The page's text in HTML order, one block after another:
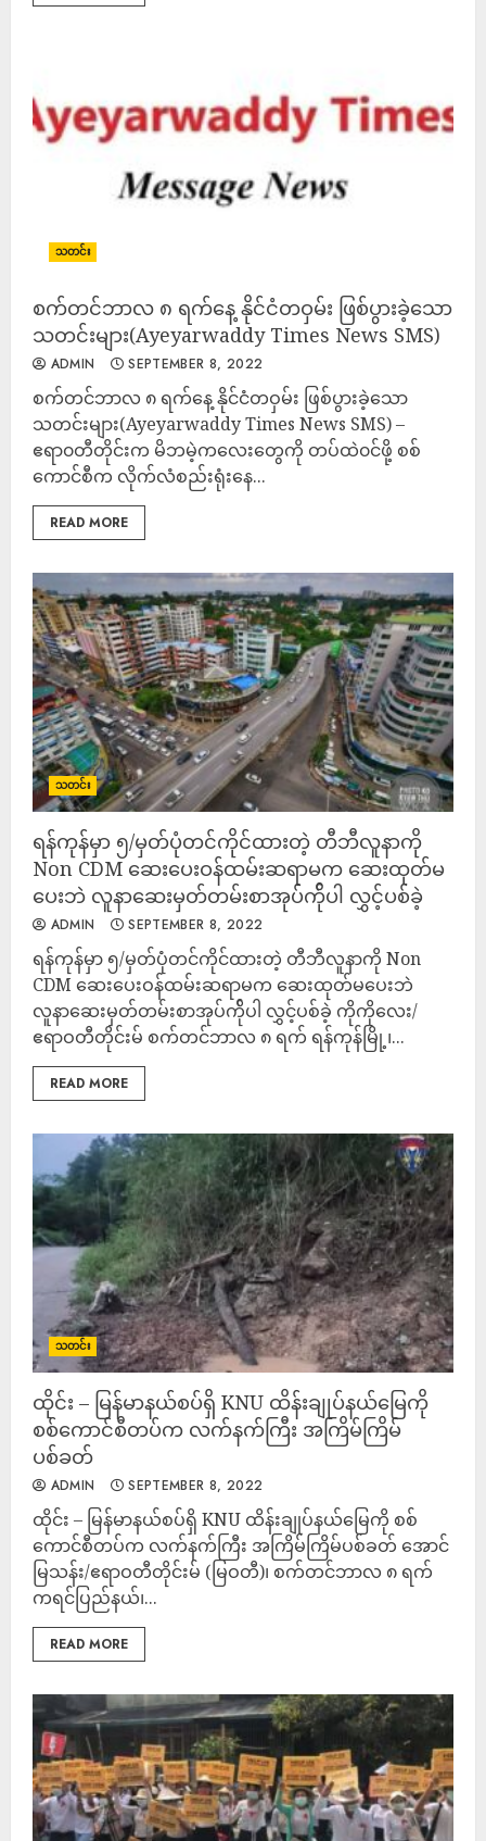
သတင်း
စက်တင်ဘာလ ၈ ရက်နေ့ နိုင်ငံတဝှမ်း ဖြစ်ပွားခဲ့သော
သတင်းများ(Ayeyarwaddy Times News SMS)
ADMIN SEPTEMBER 8, 2022
စက်တင်ဘာလ ၈ ရက်နေ့ နိုင်ငံတဝှမ်း ဖြစ်ပွားခဲ့သော
သတင်းများ(Ayeyarwaddy Times News SMS) –
ဧရာ၀တီတိုင်းက မိဘမဲ့ကလေးတွေကို တပ်ထဲ၀င်ဖို့ စစ်
ကောင်စီက လိုက်လံစည်းရုံးနေ...
READ MORE
သတင်း
ရန်ကုန်မှာ ၅/မှတ်ပုံတင်ကိုင်ထားတဲ့ တီဘီလူနာကို
Non CDM ဆေးပေးဝန်ထမ်းဆရာမက ဆေးထုတ်မ
ပေးဘဲ လူနာဆေးမှတ်တမ်းစာအုပ်​က်ိုပါ လွှင့်ပစ်ခဲ့
ADMIN SEPTEMBER 8, 2022
ရန်ကုန်မှာ ၅/မှတ်ပုံတင်ကိုင်ထားတဲ့ တီဘီလူနာကို Non
CDM ဆေးပေးဝန်ထမ်းဆရာမက ဆေးထုတ်မပေးဘဲ
လူနာဆေးမှတ်တမ်းစာအုပ်​က်ိုပါ လွှင့်ပစ်ခဲ့ ကိုကိုလေး/
ဧရာဝတီတိုင်းမ် စက်တင်ဘာလ ၈ ရက် ရန်ကုန်မြို့၊...
READ MORE
သတင်း
ထိုင်း – မြန်မာနယ်စပ်ရှိ KNU ထိန်းချုပ်နယ်မြေကို
စစ်ကောင်စီတပ်က လက်နက်ကြီး အကြိမ်ကြိမ်
ပစ်ခတ်
ADMIN SEPTEMBER 8, 2022
ထိုင်း – မြန်မာနယ်စပ်ရှိ KNU ထိန်းချုပ်နယ်မြေကို စစ်
ကောင်စီတပ်က လက်နက်ကြီး အကြိမ်ကြိမ်ပစ်ခတ် အောင်
မြသန်း/ဧရာဝတီတိုင်းမ် (မြဝတီ)၊ စက်တင်ဘာလ ၈ ရက်
ကရင်ပြည်နယ်၊...
READ MORE